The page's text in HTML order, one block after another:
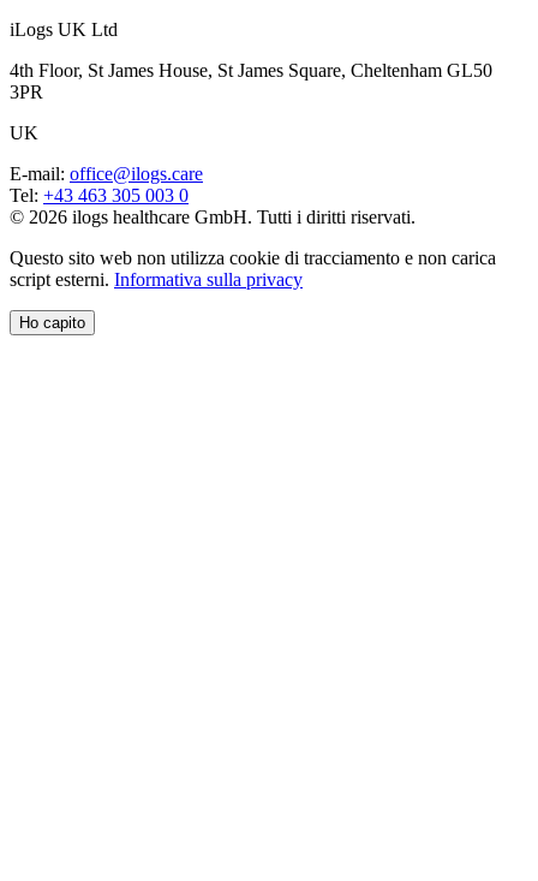
iLogs UK Ltd
4th Floor, St James House, St James Square, Cheltenham GL50
3PR
UK
E-mail: office@ilogs.care
Tel: +43 463 305 003 0
© 2026 ilogs healthcare GmbH. Tutti i diritti riservati.
Questo sito web non utilizza cookie di tracciamento e non carica
script esterni. Informativa sulla privacy
Ho capito